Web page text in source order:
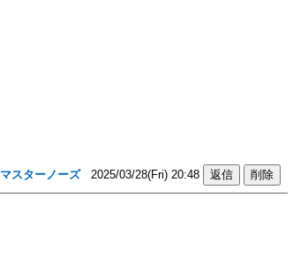
マスターノーズ2025/03/28(Fri) 20:48